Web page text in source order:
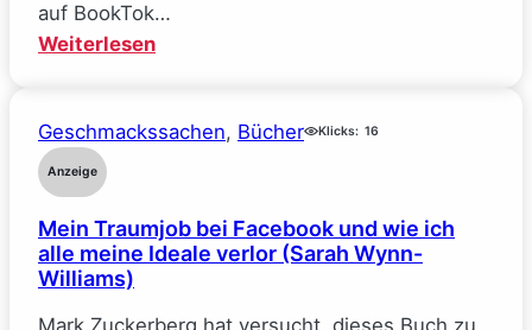
auf BookTok…
Weiterlesen:
–
(Elle
Kennedy)
Geschmackssachen, Bücher Klicks: 16
Anzeige
Mein Traumjob bei Facebook und wie ich
alle meine Ideale verlor (Sarah Wynn-
Williams)